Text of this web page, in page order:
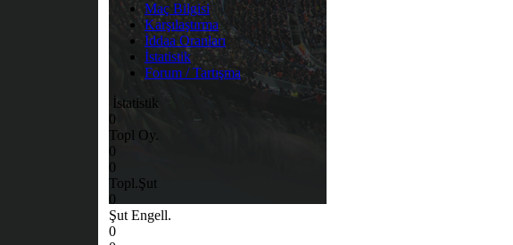
Maç Bilgisi
Karşılaştırma
İddaa Oranları
İstatistik
Forum / Tartışma
İstatistik
0
Topl Oy.
0
0
Topl.Şut
0
Şut Engell.
0